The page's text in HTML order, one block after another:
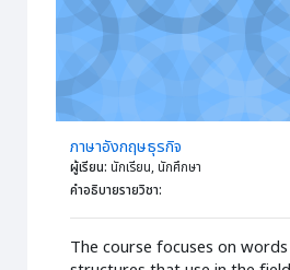
ภาษาอังกฤษธุรกิจ
ผู้เรียน: นักเรียน, นักศึกษา
คำอธิบายรายวิชา:
The course focuses on